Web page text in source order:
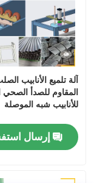
آلة تلميع الأنابيب
المقاوم للصدأ الصحي
للأنابيب شبه الموصلة
إرسال